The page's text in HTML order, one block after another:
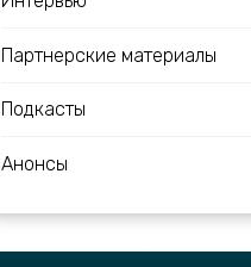
Партнерские материалы
Подкасты
Анонсы